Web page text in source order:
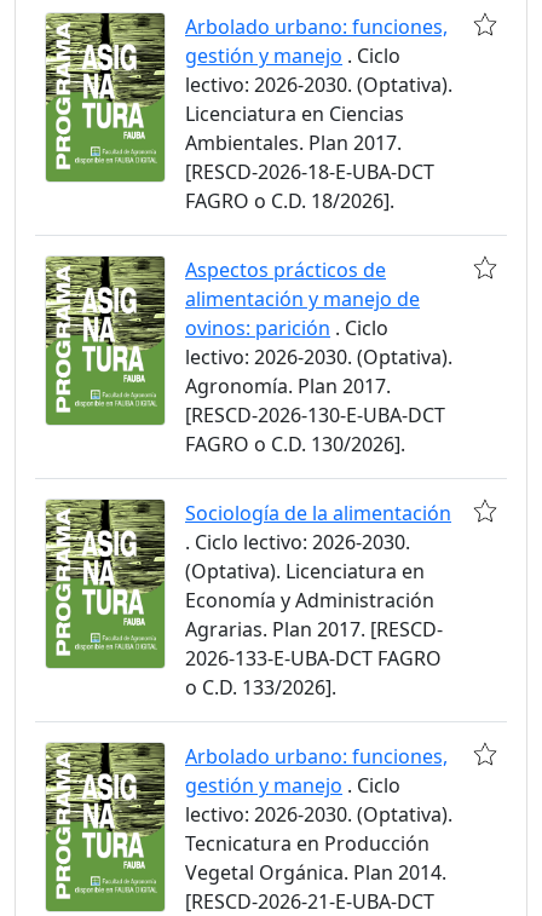
Arbolado urbano: funciones,
gestión y manejo . Ciclo
lectivo: 2026-2030. (Optativa).
Licenciatura en Ciencias
Ambientales. Plan 2017.
[RESCD-2026-18-E-UBA-DCT
FAGRO o C.D. 18/2026].
Aspectos prácticos de
alimentación y manejo de
ovinos: parición . Ciclo
lectivo: 2026-2030. (Optativa).
Agronomía. Plan 2017.
[RESCD-2026-130-E-UBA-DCT
FAGRO o C.D. 130/2026].
Sociología de la alimentación
. Ciclo lectivo: 2026-2030.
(Optativa). Licenciatura en
Economía y Administración
Agrarias. Plan 2017. [RESCD-
2026-133-E-UBA-DCT FAGRO
o C.D. 133/2026].
Arbolado urbano: funciones,
gestión y manejo . Ciclo
lectivo: 2026-2030. (Optativa).
Tecnicatura en Producción
Vegetal Orgánica. Plan 2014.
[RESCD-2026-21-E-UBA-DCT